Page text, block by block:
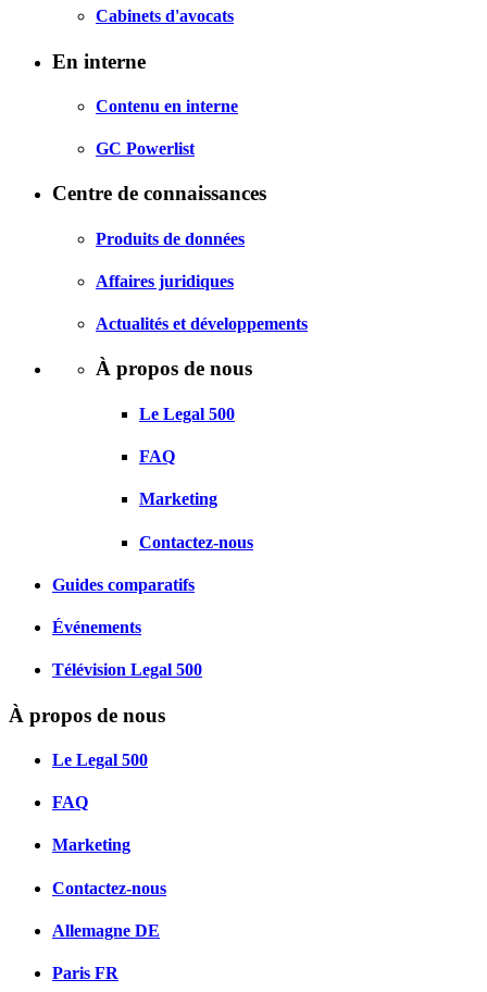
Cabinets d'avocats
En interne
Contenu en interne
GC Powerlist
Centre de connaissances
Produits de données
Affaires juridiques
Actualités et développements
À propos de nous
Le Legal 500
FAQ
Marketing
Contactez-nous
Guides comparatifs
Événements
Télévision Legal 500
À propos de nous
Le Legal 500
FAQ
Marketing
Contactez-nous
Allemagne DE
Paris FR